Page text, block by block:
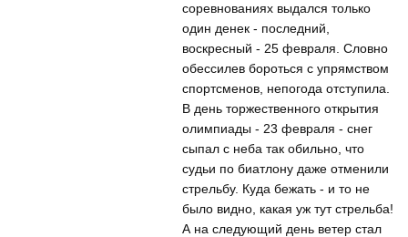
соревнованиях выдался только
один денек - последний,
воскресный - 25 февраля. Словно
обессилев бороться с упрямством
спортсменов, непогода отступила.
В день торжественного открытия
олимпиады - 23 февраля - снег
сыпал с неба так обильно, что
судьи по биатлону даже отменили
стрельбу. Куда бежать - и то не
было видно, какая уж тут стрельба!
А на следующий день ветер стал